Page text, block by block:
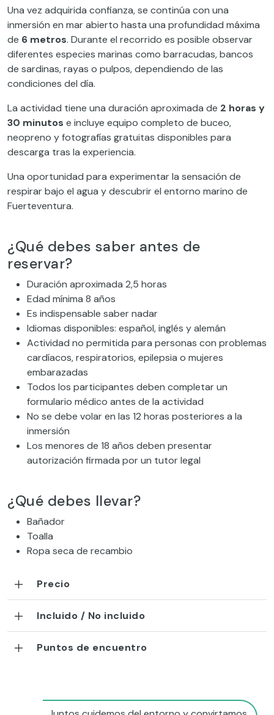
Una vez adquirida confianza, se continúa con una
inmersión en mar abierto hasta una profundidad máxima
de 6 metros. Durante el recorrido es posible observar
diferentes especies marinas como barracudas, bancos
de sardinas, rayas o pulpos, dependiendo de las
condiciones del día.
La actividad tiene una duración aproximada de 2 horas y
30 minutos e incluye equipo completo de buceo,
neopreno y fotografías gratuitas disponibles para
descarga tras la experiencia.
Una oportunidad para experimentar la sensación de
respirar bajo el agua y descubrir el entorno marino de
Fuerteventura.
¿Qué debes saber antes de
reservar?
Duración aproximada 2,5 horas
Edad mínima 8 años
Es indispensable saber nadar
Idiomas disponibles: español, inglés y alemán
Actividad no permitida para personas con problemas
cardíacos, respiratorios, epilepsia o mujeres
embarazadas
Todos los participantes deben completar un
formulario médico antes de la actividad
No se debe volar en las 12 horas posteriores a la
inmersión
Los menores de 18 años deben presentar
autorización firmada por un tutor legal
¿Qué debes llevar?
Bañador
Toalla
Ropa seca de recambio
Precio
Incluido / No incluido
Puntos de encuentro